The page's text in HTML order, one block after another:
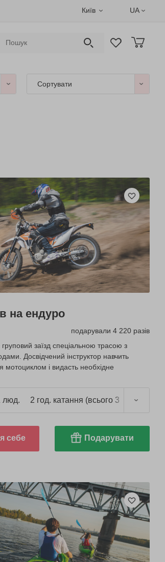
Київ UA
Сортувати
на ендуро
подарували 4 220 разів
груповий заїзд спеціальною трасою з
Досвідчений інструктор навчить
мотоциклом і видасть необхідне
люд. 2 год. катання (всього 3 год.)
себе Подарувати